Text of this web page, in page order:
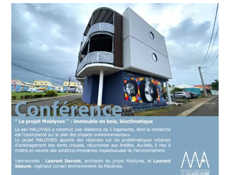
13
Films
Pour
13
Exemples
D’architecture
Contemporaine
Guadeloupéenne,
Jeudi
12
Et
Vendredi
13
Octobre